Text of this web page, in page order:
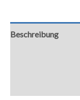
Beschreibung